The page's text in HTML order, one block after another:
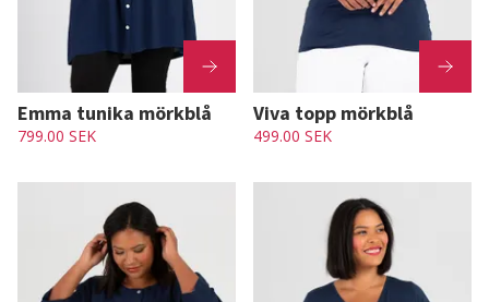
Emma tunika mörkblå
799.00 SEK
Viva topp mörkblå
499.00 SEK